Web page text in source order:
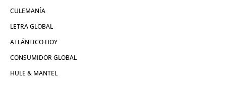
CULEMANÍA
LETRA GLOBAL
ATLÁNTICO HOY
CONSUMIDOR GLOBAL
HULE & MANTEL